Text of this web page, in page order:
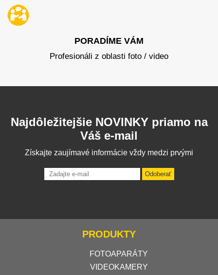
PORADÍME VÁM
Profesionáli z oblasti foto / video
Najdôležitejšie NOVINKY priamo na
Váš e-mail
Získajte zaujímavé informácie vždy medzi prvými
Odoberať
PRODUKTY
FOTOAPARÁTY
VIDEOKAMERY